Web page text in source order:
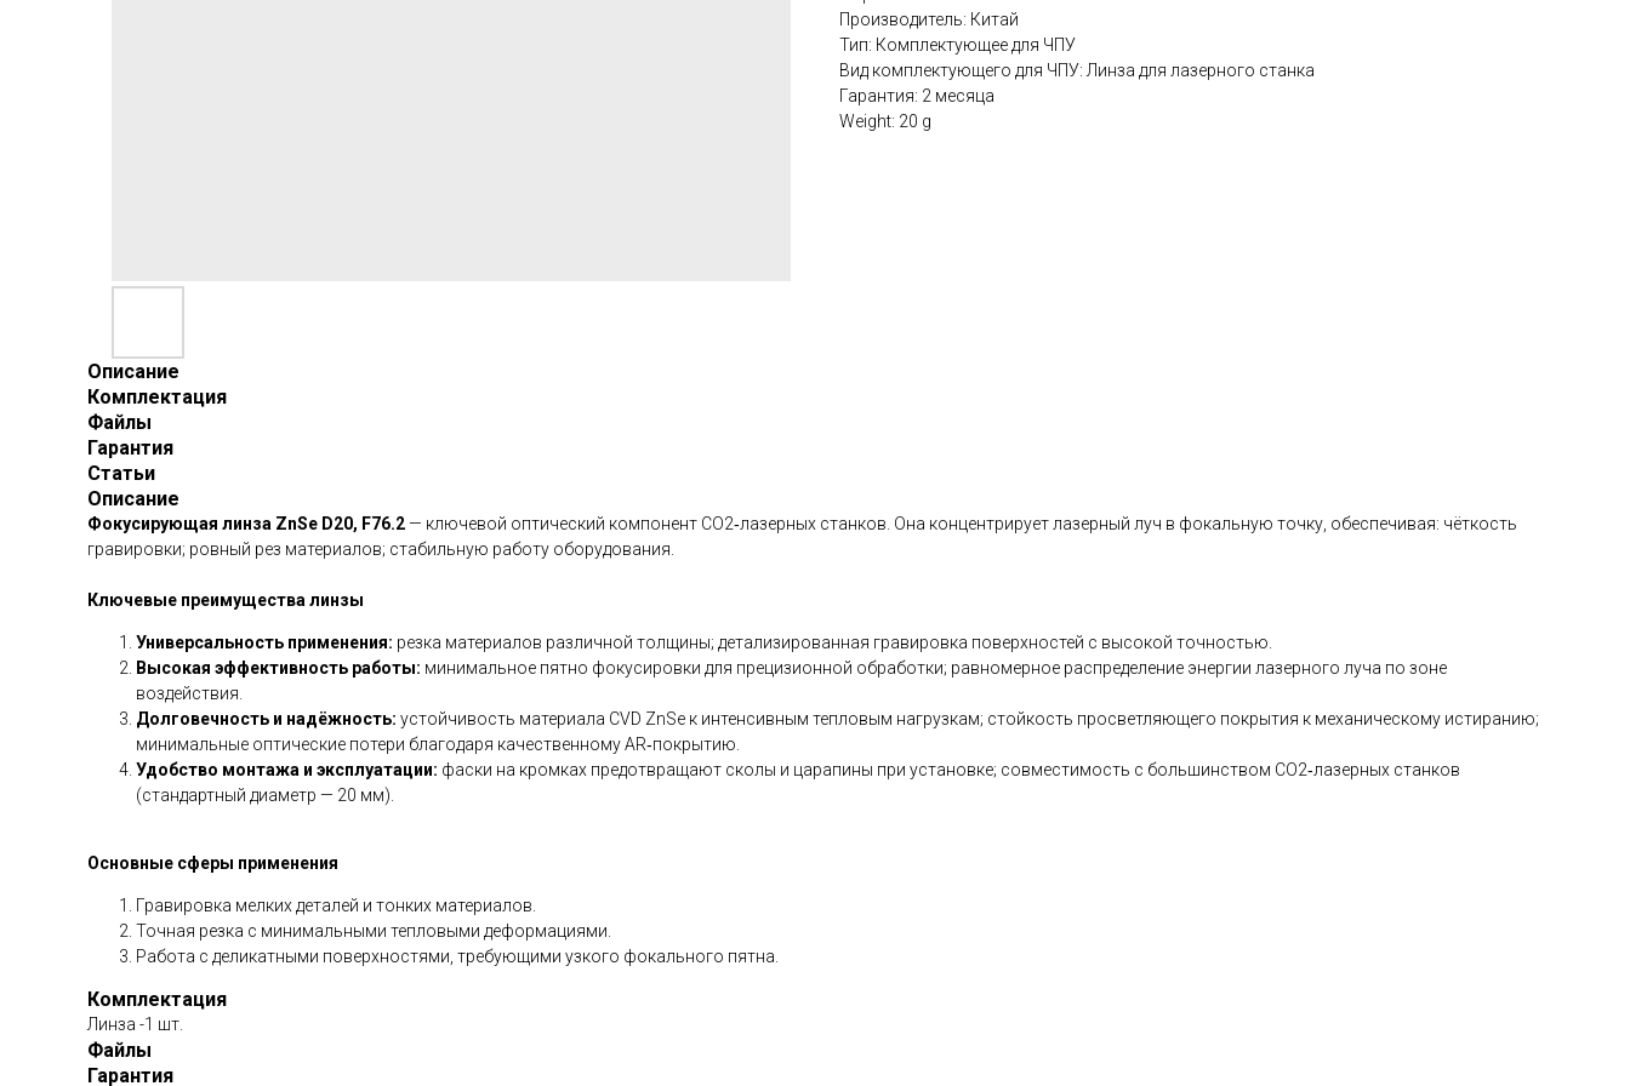
Производитель: Китай
Тип: Комплектующее для ЧПУ
Вид комплектующего для ЧПУ: Линза для лазерного станка
Гарантия: 2 месяца
Weight: 20 g
Описание
Комплектация
Файлы
Гарантия
Статьи
Описание
Фокусирующая линза ZnSe D20, F76.2— ключевой оптический компонент CO2‑лазерных станков. Она концентрирует лазерный луч в фокальную точку, обеспечивая: чёткость
гравировки; ровный рез материалов; стабильную работу оборудования.
Ключевые преимущества линзы
Универсальность применения: резка материалов различной толщины; детализированная гравировка поверхностей с высокой точностью.
Высокая эффективность работы: минимальное пятно фокусировки для прецизионной обработки; равномерное распределение энергии лазерного луча по зоне
воздействия.
Долговечность и надёжность: устойчивость материала CVD ZnSe к интенсивным тепловым нагрузкам; стойкость просветляющего покрытия к механическому истиранию;
минимальные оптические потери благодаря качественному AR‑покрытию.
Удобство монтажа и эксплуатации: фаски на кромках предотвращают сколы и царапины при установке; совместимость с большинством CO2‑лазерных станков
(стандартный диаметр — 20 мм).
Основные сферы применения
Гравировка мелких деталей и тонких материалов.
Точная резка с минимальными тепловыми деформациями.
Работа с деликатными поверхностями, требующими узкого фокального пятна.
Комплектация
Линза -1 шт.
Файлы
Гарантия